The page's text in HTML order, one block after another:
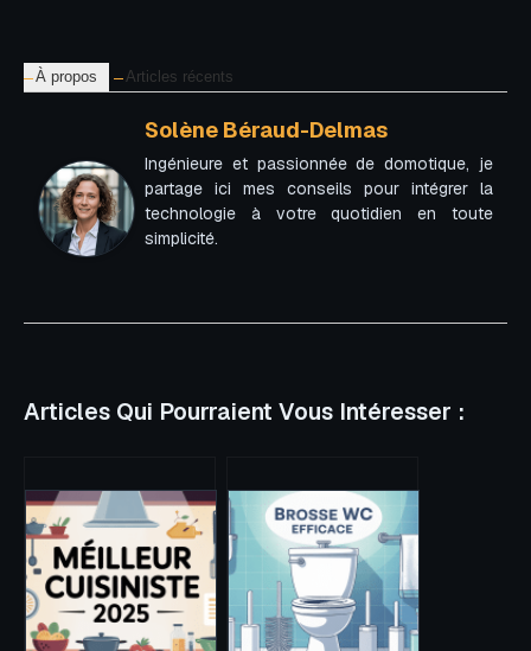
À propos Articles récents
Solène Béraud-Delmas
Ingénieure et passionnée de domotique, je
partage ici mes conseils pour intégrer la
technologie à votre quotidien en toute
simplicité.
Articles Qui Pourraient Vous Intéresser :